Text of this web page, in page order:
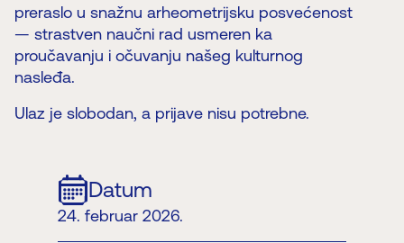
preraslo u snažnu arheometrijsku posvećenost
— strastven naučni rad usmeren ka
proučavanju i očuvanju našeg kulturnog
nasleđa.
Ulaz je slobodan, a prijave nisu potrebne.
Datum
24. februar 2026.